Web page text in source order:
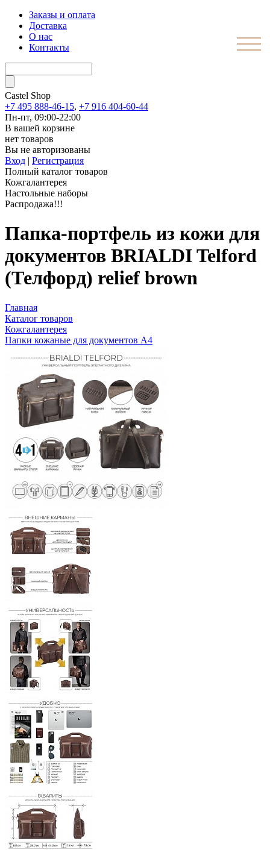
Заказы и оплата
Доставка
О нас
Контакты
Castel Shop
+7 495 888-46-15, +7 916 404-60-44
Пн-пт, 09:00-22:00
В вашей корзине
нет товаров
Вы не авторизованы
Вход | Регистрация
Полный каталог товаров
Кожгалантерея
Настольные наборы
Распродажа!!!
Папка-портфель из кожи для
документов BRIALDI Telford
(Телфорд) relief brown
Главная
Каталог товаров
Кожгалантерея
Папки кожаные для документов А4